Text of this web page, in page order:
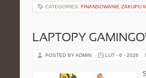
CATEGORIES: FINANSOWANIE ZAKUPU
LAPTOPY
POSTED BY ADMIN LUT - 6 - 2026